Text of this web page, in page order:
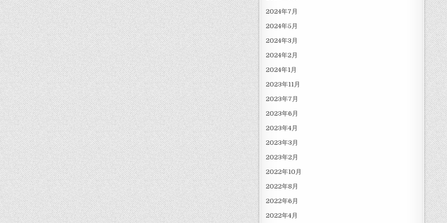
2024年7月
2024年5月
2024年3月
2024年2月
2024年1月
2023年11月
2023年7月
2023年6月
2023年4月
2023年3月
2023年2月
2022年10月
2022年8月
2022年6月
2022年4月